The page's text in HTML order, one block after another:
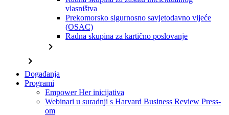
vlasništva
Prekomorsko sigurnosno savjetodavno vijeće
(OSAC)
Radna skupina za kartično poslovanje
chevron_right
chevron_right
Događanja
Programi
Empower Her inicijativa
Webinari u suradnji s Harvard Business Review Press-
om